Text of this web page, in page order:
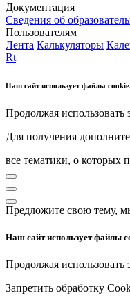
Документация
Сведения об
Пользователям
Лента Калькуляторы
Rt
Наш сайт использует файлы
Продолжая использовать
Для получения
все тематики, о которых
Предложите свою тему,
Наш сайт использует файлы
Продолжая использовать
Запретить обработку